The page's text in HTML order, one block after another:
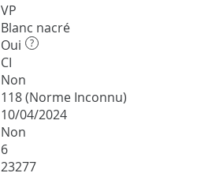
VP
Blanc nacré
Oui ?
CI
Non
118 (Norme Inconnu)
10/04/2024
Non
6
23277